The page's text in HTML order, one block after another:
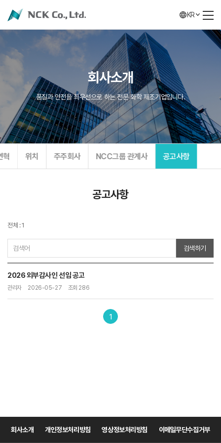
KR
회사소개
품질과 안전을 최우선으로 하는 전문 화학 제조기업입니다.
혁 위치 주주회사 NCC그룹 관계사 공고사항
공고사항
전체 : 1
검색하기
2026 외부감사인 선임 공고
관리자 2026-05-27 조회 286
1
회사소개 개인정보처리방침 영상정보처리방침 이메일무단수집거부